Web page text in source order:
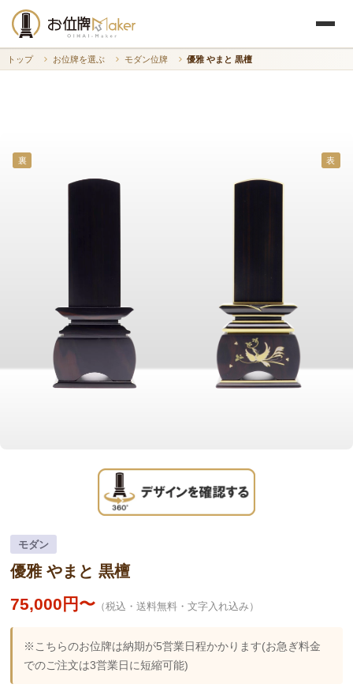
トップ お位牌を選ぶ モダン位牌 優雅 やまと 黒檀
裏 表
モダン
優雅 やまと 黒檀
75,000円〜（税込・送料無料・文字入れ込み）
※こちらのお位牌は納期が5営業日程かかります(お急ぎ料金
でのご注文は3営業日に短縮可能)